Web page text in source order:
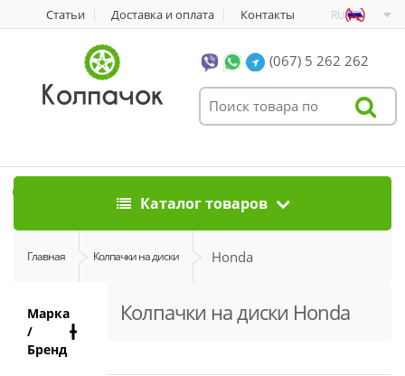
Статьи Доставка и оплата Контакты RU
(067) 5 262 262
Каталог товаров
Главная Колпачки на диски Honda
Марка
/
Бренд
Колпачки на диски Honda